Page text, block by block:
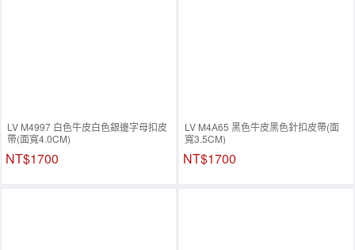
LV M4997 白色牛皮白色銀邊字母扣皮
帶(面寬4.0CM)
NT$1700
LV M4A65 黑色牛皮黑色針扣皮帶(面
寬3.5CM)
NT$1700